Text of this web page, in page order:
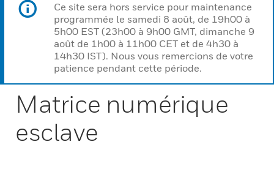
Ce site sera hors service pour maintenance
programmée le samedi 8 août, de 19h00 à
5h00 EST (23h00 à 9h00 GMT, dimanche 9
août de 1h00 à 11h00 CET et de 4h30 à
14h30 IST). Nous vous remercions de votre
patience pendant cette période.
Matrice numérique
esclave